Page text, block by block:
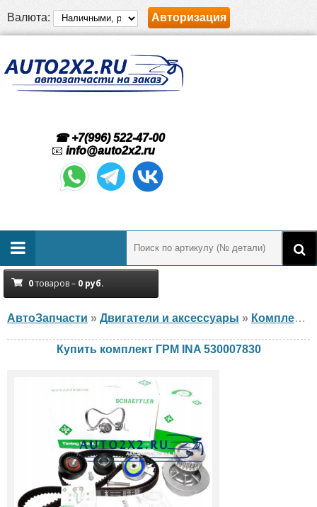
Валюта: Авторизация
☎ +7(996) 522-47-00
📧 info@auto2x2.ru
0товаров – 0 руб.
АвтоЗапчасти » Двигатели и аксессуары » Комплект ГРМ
Купить комплект ГРМ INA 530007830